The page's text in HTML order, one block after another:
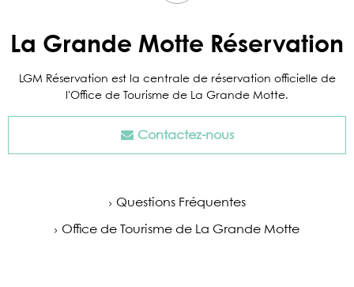
La Grande Motte Réservation
LGM Réservation est la centrale de réservation officielle de
l'Office de Tourisme de La Grande Motte.
Contactez-nous
Questions Fréquentes
Office de Tourisme de La Grande Motte